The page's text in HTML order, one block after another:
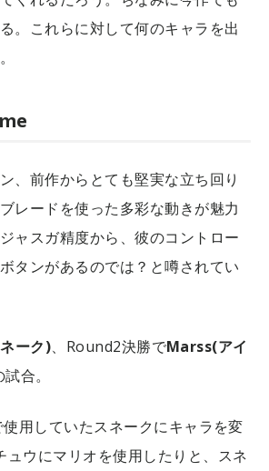
。これらに対して何のキャラを出
、前作からとても堅実な立ち回り
レードを使った多彩な動きが魅力
ャスガ精度から、彼のコントロー
タンがあるのでは？と噂されてい
ーク)、Round2決勝でMarss(アイ
合。
用していたスネークにキャラを変
ュウにマリオを使用したりと、スネ